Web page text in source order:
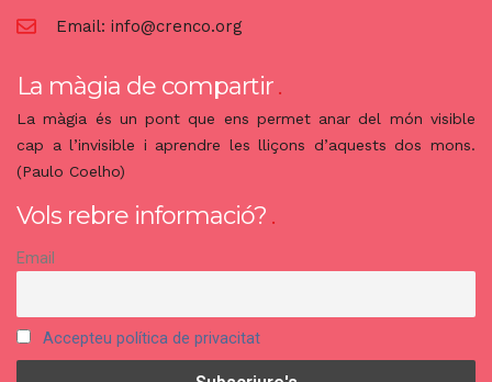
Email: info@crenco.org
La màgia de compartir
La màgia és un pont que ens permet anar del món visible
cap a l’invisible i aprendre les lliçons d’aquests dos mons.
(Paulo Coelho)
Vols rebre informació?
Email
Accepteu política de privacitat